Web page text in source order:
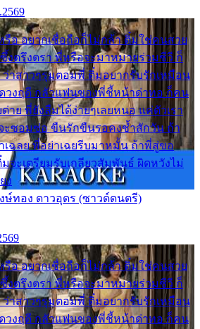
รือ อยากเชื่อถือก็ไม่กล้า ติ๋มใช่คนสวย
งตรึงตรา พี่หรือจะมาหมายร่วมชีวี ก็
าสาวๆรุมตอมพี่ ติ๋มอยากรับรักเหมือน
วงฤดี กลัวแฟนของพี่ชี้หน้าด่าทอ ก็คน
าย พี่ยังลืมได้ง่ายๆเลยหนอ แค่ตัวเรา
ะซอมซ่อ ขืนรักขืนรอคงช้ำสักวัน ถ้า
เฉลย พี่อย่าเฉยรีบมาหมั้น ถ้าพี่สู่ขอ
จะเตรียมรับเกลียวสัมพันธ์ ผิดหวังไม่
ง
ษ์ทอง ดาวอุดร (ซาวด์ดนตรี)
รือ อยากเชื่อถือก็ไม่กล้า ติ๋มใช่คนสวย
งตรึงตรา พี่หรือจะมาหมายร่วมชีวี ก็
าสาวๆรุมตอมพี่ ติ๋มอยากรับรักเหมือน
วงฤดี กลัวแฟนของพี่ชี้หน้าด่าทอ ก็คน